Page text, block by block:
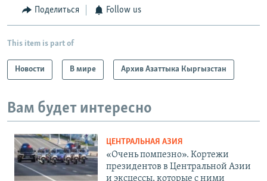
Поделиться Follow us
This item is part of
Новости В мире Архив Азаттыка Кыргызстан
Вам будет интересно
ЦЕНТРАЛЬНАЯ АЗИЯ
«Очень помпезно». Кортежи
президентов в Центральной Азии
и эксцессы, которые с ними